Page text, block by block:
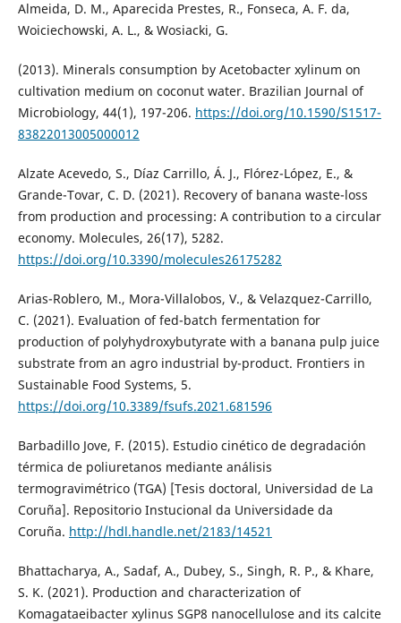
Almeida, D. M., Aparecida Prestes, R., Fonseca, A. F. da,
Woiciechowski, A. L., & Wosiacki, G.
(2013). Minerals consumption by Acetobacter xylinum on
cultivation medium on coconut water. Brazilian Journal of
Microbiology, 44(1), 197-206. https://doi.org/10.1590/S1517-
83822013005000012
Alzate Acevedo, S., Díaz Carrillo, Á. J., Flórez-López, E., &
Grande-Tovar, C. D. (2021). Recovery of banana waste-loss
from production and processing: A contribution to a circular
economy. Molecules, 26(17), 5282.
https://doi.org/10.3390/molecules26175282
Arias-Roblero, M., Mora-Villalobos, V., & Velazquez-Carrillo,
C. (2021). Evaluation of fed-batch fermentation for
production of polyhydroxybutyrate with a banana pulp juice
substrate from an agro industrial by-product. Frontiers in
Sustainable Food Systems, 5.
https://doi.org/10.3389/fsufs.2021.681596
Barbadillo Jove, F. (2015). Estudio cinético de degradación
térmica de poliuretanos mediante análisis
termogravimétrico (TGA) [Tesis doctoral, Universidad de La
Coruña]. Repositorio Instucional da Universidade da
Coruña. http://hdl.handle.net/2183/14521
Bhattacharya, A., Sadaf, A., Dubey, S., Singh, R. P., & Khare,
S. K. (2021). Production and characterization of
Komagataeibacter xylinus SGP8 nanocellulose and its calcite